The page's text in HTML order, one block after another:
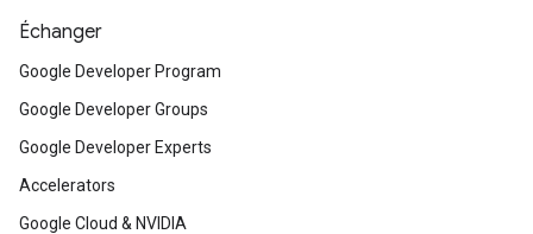
Échanger
Google Developer Program
Google Developer Groups
Google Developer Experts
Accelerators
Google Cloud & NVIDIA